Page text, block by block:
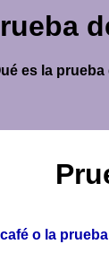
es la
o la